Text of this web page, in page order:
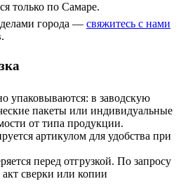
только по Самаре.
города — свяжитесь с нами
упаковываются: в заводскую
пакеты или индивидуальные
от типа продукции.
артикулом для удобства при
перед отгрузкой. По запросу
сверки или копии